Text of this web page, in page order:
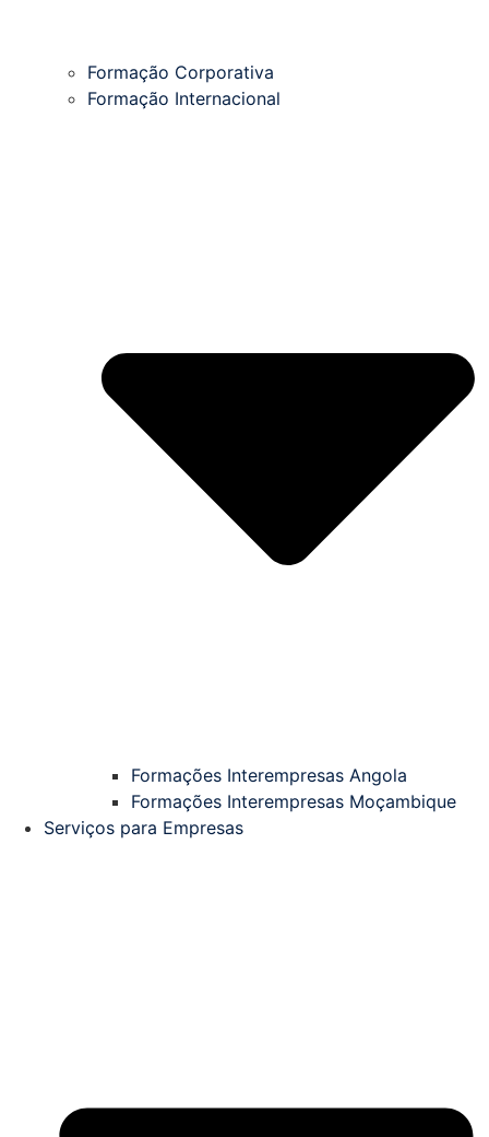
Formação Corporativa
Formação Internacional
Formações Interempresas Angola
Formações Interempresas Moçambique
Serviços para Empresas